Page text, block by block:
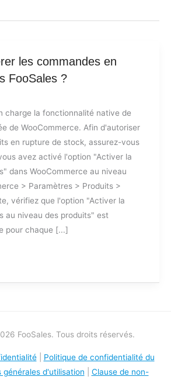
les commandes en
FooSales ?
charge la fonctionnalité native de
de WooCommerce. Afin d'autoriser
en rupture de stock, assurez-vous
avez activé l'option "Activer la
dans WooCommerce au niveau
> Paramètres > Produits >
vérifiez que l'option "Activer la
au niveau des produits" est
pour chaque [...]
FooSales. Tous droits réservés.
| Politique de confidentialité du
générales d'utilisation Clause de non-